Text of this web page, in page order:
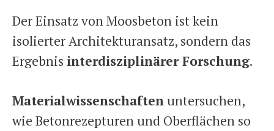
Der Einsatz von Moosbeton ist kein
isolierter Architekturansatz, sondern das
Ergebnis interdisziplinärer Forschung.
Materialwissenschaften untersuchen,
wie Betonrezepturen und Oberflächen so